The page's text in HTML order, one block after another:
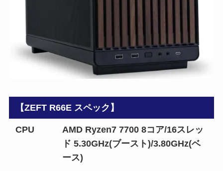
【ZEFT R66E スペック】
CPU
AMD Ryzen7 7700 8コア/16スレッ
ド 5.30GHz(ブースト)/3.80GHz(ベ
ース)